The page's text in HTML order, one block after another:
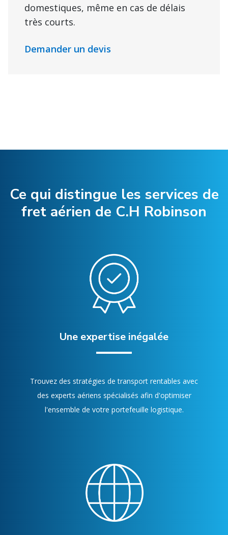
domestiques, même en cas de délais
très courts.
Demander un devis
Ce qui distingue les services de
fret aérien de C.H Robinson
Une expertise inégalée
Trouvez des stratégies de transport rentables avec
des experts aériens spécialisés afin d'optimiser
l'ensemble de votre portefeuille logistique.